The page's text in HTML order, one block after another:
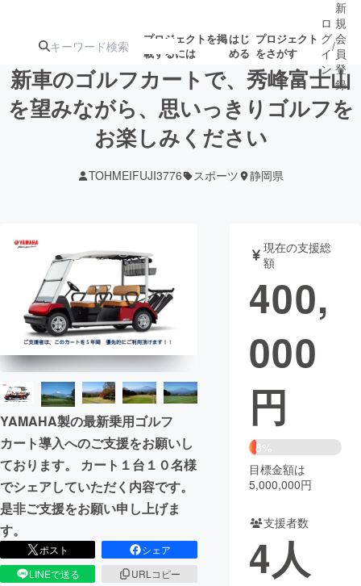
プロジェクトを掲
載するには
はじ
める
プロジェクト
をさがす
注目のリ 注目の新着プロ 募集終了が近いプ
テクノロジー・ガジェット
映像・映画 書籍・雑誌
ビジネス・起業 チャレンジ
まちづくり・地域活性化
CAMPFIRE for Social Good
CAMPFIRE Creation
CAMPFIREふるさと納税machi-ya コミュニティ
ロ
グ
イ
ン
/
新
規
会
員
登
録
新車のゴルフカートで、秀峰富士山
を望みながら、思いっきりゴルフを
お楽しみください
TOHMEIFUJI3776 スポーツ 静岡県
YAMAHA製の最新乗用ゴルフ
カート導入へのご支援をお願いし
ております。 カート１台１０名様
でシェアしていただく内容です。
是非ご支援をお願い申し上げま
す。
ポスト
シェア
LINEで送る
URLコピー
現在の支援総
額
400,
000
円
8%
目標金額は
5,000,000円
支援者数
4人